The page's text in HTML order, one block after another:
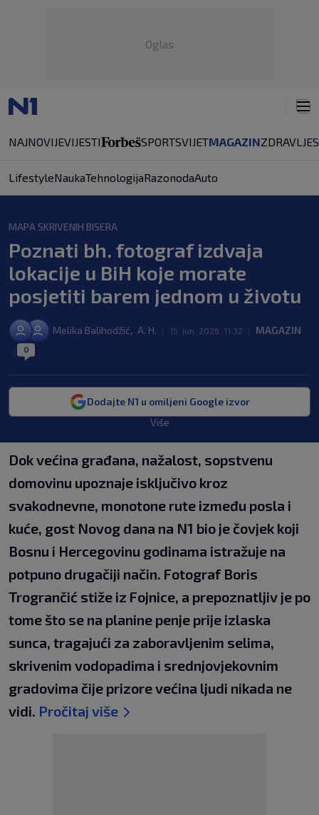
Oglas
NAJNOVIJEVIJESTI SPORTSVIJETMAGAZINZDRAVLJE
LifestyleNaukaTehnologijaRazonodaAuto
MAPA SKRIVENIH BISERA
Poznati bh. fotograf izdvaja
lokacije u BiH koje morate
posjetiti barem jednom u životu
Melika Balihodžić, A. H. 15. jun. 2026. 11:32 MAGAZIN
0
Dodajte N1 u omiljeni Google izvor
Više
Dok većina građana, nažalost, sopstvenu
domovinu upoznaje isključivo kroz
svakodnevne, monotone rute između posla i
kuće, gost Novog dana na N1 bio je čovjek koji
Bosnu i Hercegovinu godinama istražuje na
potpuno drugačiji način. Fotograf Boris
Trogrančić stiže iz Fojnice, a prepoznatljiv je po
tome što se na planine penje prije izlaska
sunca, tragajući za zaboravljenim selima,
skrivenim vodopadima i srednjovjekovnim
gradovima čije prizore većina ljudi nikada ne
vidi. Pročitaj više